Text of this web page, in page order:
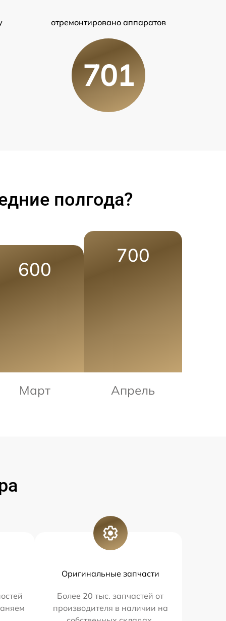
отремонтировано аппаратов
701
полгода?
600
Март
700
Апрель
Оригинальные запчасти
Более 20 тыс. запчастей от
производителя в наличии на